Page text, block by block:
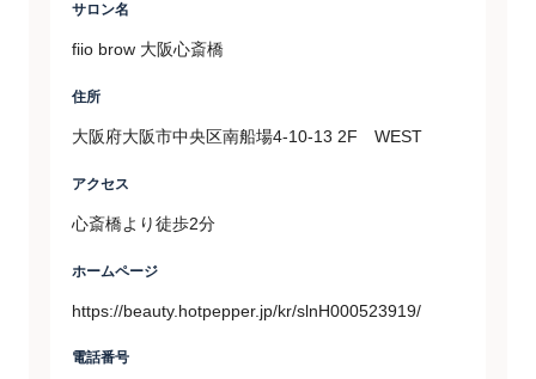
サロン名
fiio brow 大阪心斎橋
住所
大阪府大阪市中央区南船場4-10-13 2F WEST
アクセス
心斎橋より徒歩2分
ホームページ
https://beauty.hotpepper.jp/kr/slnH000523919/
電話番号